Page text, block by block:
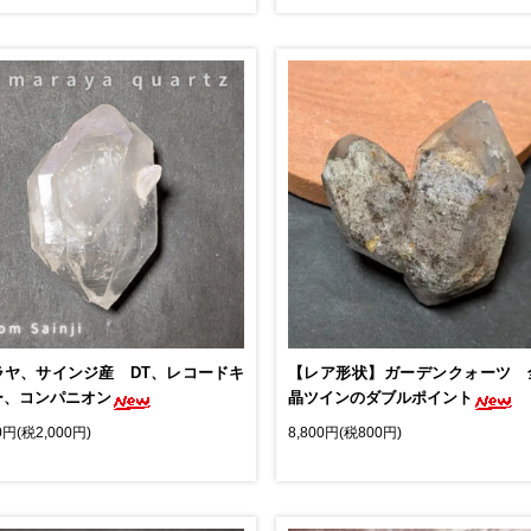
ヤ、サインジ産 DT、レコードキ
、コンパニオン
(税2,000円)
【レア形状】ガーデンクォーツ
晶ツインのダブルポイント
8,800円(税800円)